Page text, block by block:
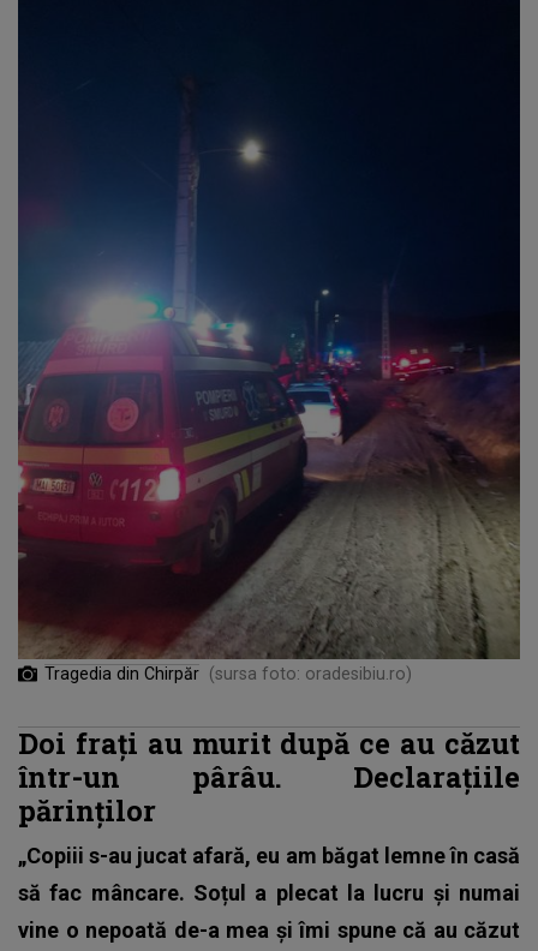
Tragedia din Chirpăr (sursa foto: oradesibiu.ro)
Doi frați au murit după ce au căzut
într-un pârâu. Declarațiile
părinților
„Copiii s-au jucat afară, eu am băgat lemne în casă
să fac mâncare. Soțul a plecat la lucru și numai
vine o nepoată de-a mea și îmi spune că au căzut